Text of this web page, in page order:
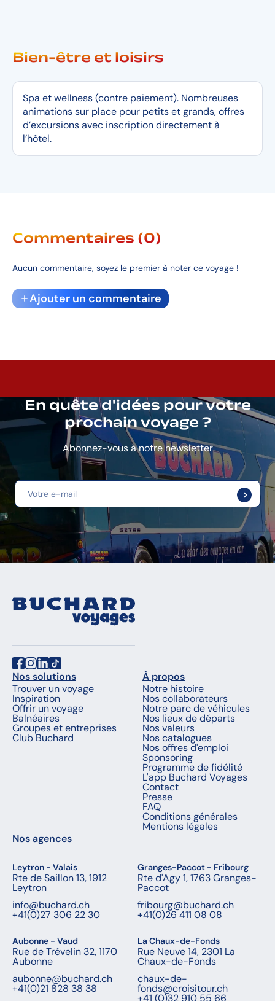
Bien-être et loisirs
Spa et wellness (contre paiement). Nombreuses
animations sur place pour petits et grands, offres
d’excursions avec inscription directement à
l’hôtel.
Commentaires (0)
Aucun commentaire, soyez le premier à noter ce voyage !
Ajouter un commentaire
En quête d'idées pour votre
prochain voyage ?
Abonnez-vous à notre newsletter
Nos solutions
Trouver un voyage
Inspiration
Offrir un voyage
Balnéaires
Groupes et entreprises
Club Buchard
À propos
Notre histoire
Nos collaborateurs
Notre parc de véhicules
Nos lieux de départs
Nos valeurs
Nos catalogues
Nos offres d'emploi
Sponsoring
Programme de fidélité
L'app Buchard Voyages
Contact
Presse
FAQ
Conditions générales
Mentions légales
Nos agences
Leytron - Valais
Rte de Saillon 13, 1912
Leytron
info@buchard.ch
+41(0)27 306 22 30
Granges-Paccot - Fribourg
Rte d'Agy 1, 1763 Granges-
Paccot
fribourg@buchard.ch
+41(0)26 411 08 08
Aubonne - Vaud
Rue de Trévelin 32, 1170
Aubonne
aubonne@buchard.ch
+41(0)21 828 38 38
La Chaux-de-Fonds
Rue Neuve 14, 2301 La
Chaux-de-Fonds
chaux-de-
fonds@croisitour.ch
+41 (0)32 910 55 66